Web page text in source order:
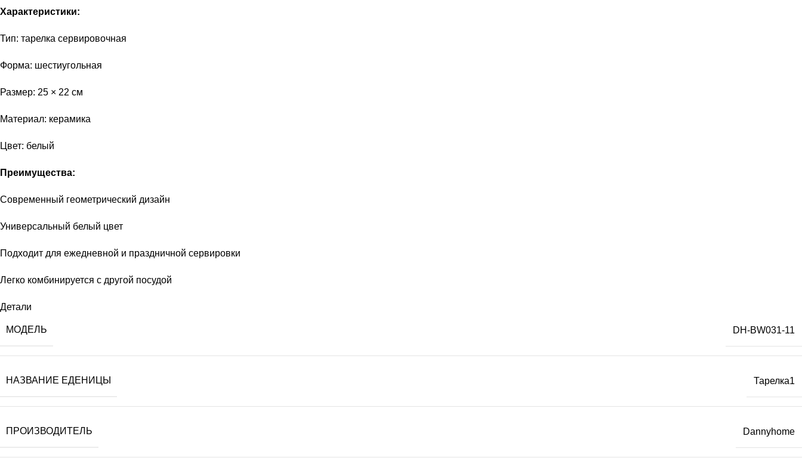
Характеристики:
Тип: тарелка сервировочная
Форма: шестиугольная
Размер: 25 × 22 см
Материал: керамика
Цвет: белый
Преимущества:
Современный геометрический дизайн
Универсальный белый цвет
Подходит для ежедневной и праздничной сервировки
Легко комбинируется с другой посудой
Детали
МОДЕЛЬ DH-BW031-11
НАЗВАНИЕ ЕДЕНИЦЫ Тарелка1
ПРОИЗВОДИТЕЛЬ Dannyhome